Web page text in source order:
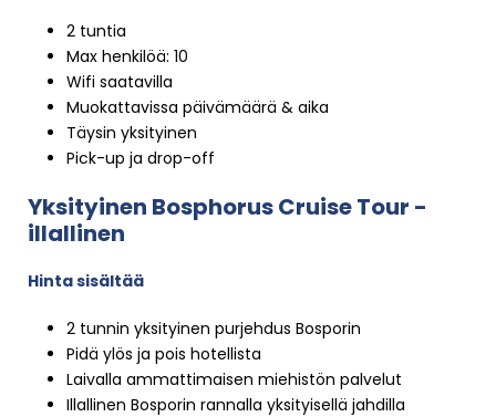
2 tuntia
Max henkilöä: 10
Wifi saatavilla
Muokattavissa päivämäärä & aika
Täysin yksityinen
Pick-up ja drop-off
Yksityinen Bosphorus Cruise Tour -
illallinen
Hinta sisältää
2 tunnin yksityinen purjehdus Bosporin
Pidä ylös ja pois hotellista
Laivalla ammattimaisen miehistön palvelut
Illallinen Bosporin rannalla yksityisellä jahdilla